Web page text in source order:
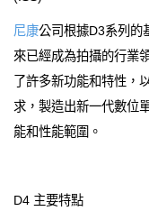
尼康公司根據D3系列的
來已經成為拍攝的行業
了許多新功能和特性，
求，製造出新一代數位
能和性能範圍。
D4 主要特點